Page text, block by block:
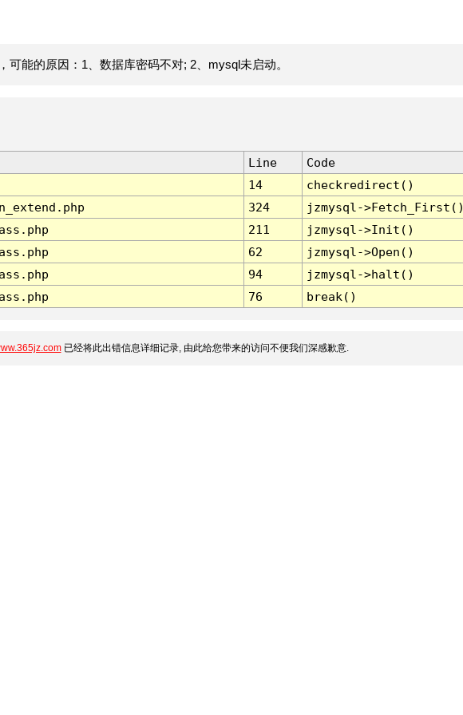
可能的原因：1、数据库密码不对; 2、mysql未启动。
Line
Code
14
checkredirect()
324
jzmysql-
211
jzmysql->Init()
62
jzmysql->Open()
94
jzmysql->halt()
76 break()
已经将此出错信息详细记录, 由此给您带来的访问不便我们深感歉意.